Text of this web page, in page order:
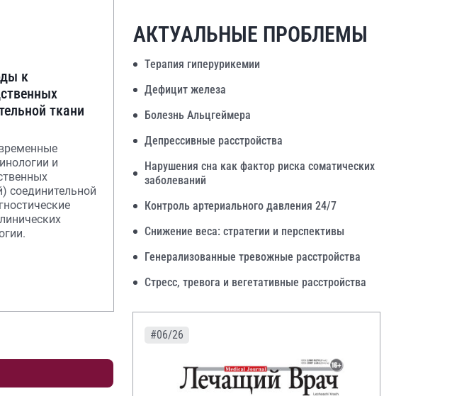
к
ткани
и
соединительной
АКТУАЛЬНЫЕ ПРОБЛЕМЫ
Терапия гиперурикемии
Дефицит железа
Болезнь Альцгеймера
Депрессивные расстройства
Нарушения сна как фактор риска соматических
заболеваний
Контроль артериального давления 24/7
Снижение веса: стратегии и перспективы
Генерализованные тревожные расстройства
Стресс, тревога и вегетативные расстройства
#06/26